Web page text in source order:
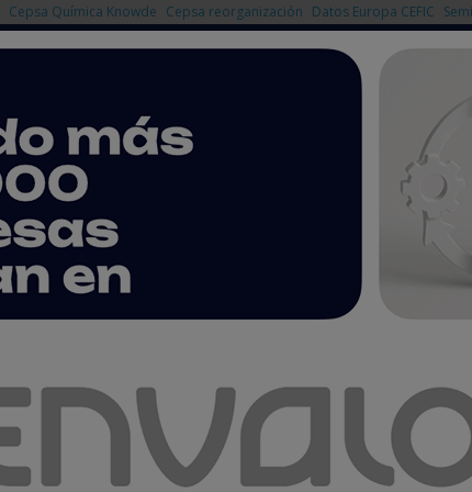
Cepsa Química Knowde Cepsa reorganización Datos Europa CEFIC